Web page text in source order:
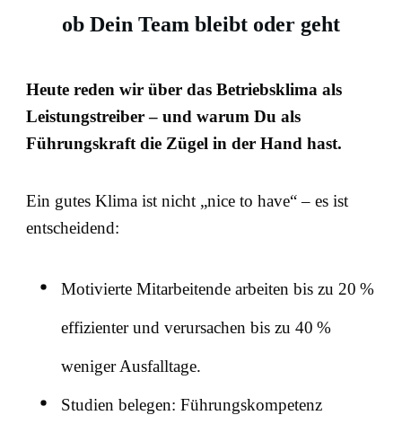
ob Dein Team bleibt oder geht
Heute reden wir über das Betriebsklima als
Leistungstreiber– und warum Du als
Führungskraft die Zügel in der Hand hast.
Ein gutes Klima ist nicht „nice to have“ – es ist
entscheidend:
Motivierte Mitarbeitende arbeiten bis zu 20 %
effizienter und verursachen bis zu 40 %
weniger Ausfalltage.
Studien belegen: Führungskompetenz